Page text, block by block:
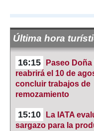
Última hora
16:15
Paseo
reabrirá el 10 de
concluir trabajos de
remozamiento
15:10
La IATA
sargazo para la